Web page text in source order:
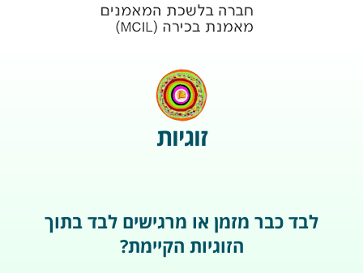
זוגיות
לבד כבר מזמן או מרגישים לבד בתוך
הזוגיות הקיימת?